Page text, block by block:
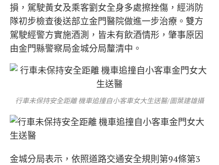
損，駕駛黃女及乘客劉女全身多處擦挫傷，經消防
隊初步檢查後送部立金門醫院做進一步治療。雙方
駕駛經警方實施酒測，皆未有飲酒情形，肇事原因
由金門縣警察局金城分局釐清中。
行車未保持安全距離 機車追撞自小客車女大生送醫/圖葉建雄攝
金城分局表示，依照道路交通安全規則第94條第3